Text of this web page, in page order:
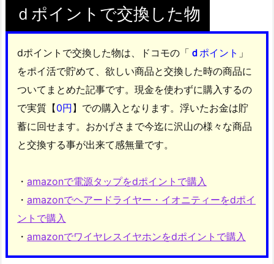
ｄポイントで交換した物
dポイントで交換した物は、ドコモの「 ｄポイント 」
をポイ活で貯めて、欲しい商品と交換した時の商品に
ついてまとめた記事です。現金を使わずに購入するの
で実質【0円】での購入となります。浮いたお金は貯
蓄に回せます。おかげさまで今迄に沢山の様々な商品
と交換する事が出来て感無量です。
・ amazonで電源タップをdポイントで購入
・ amazonでヘアードライヤー・イオニティーをdポイ
ントで購入
・ amazonでワイヤレスイヤホンをdポイントで購入